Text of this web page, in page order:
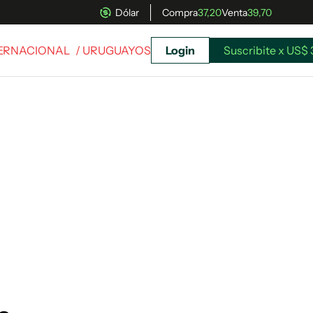
Dólar Compra37,20Venta39,70
/ URUGUAYOS Login Suscribite x US$